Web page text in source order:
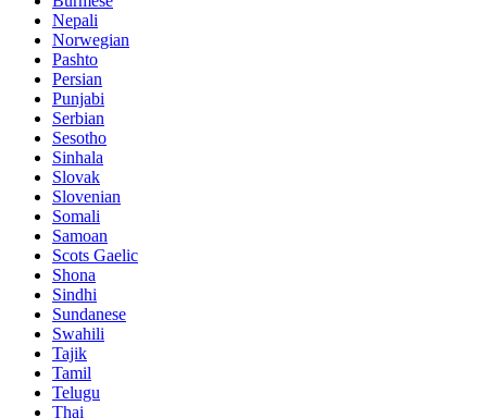
Nepali
Norwegian
Pashto
Persian
Punjabi
Serbian
Sesotho
Sinhala
Slovak
Slovenian
Somali
Samoan
Scots Gaelic
Shona
Sindhi
Sundanese
Swahili
Tajik
Tamil
Telugu
Thai